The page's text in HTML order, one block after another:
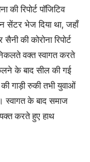
की रिपोर्ट पॉजिटिव
सेंटर भेज दिया था, जहाँ
की कोरोना रिपोर्ट
वक्त स्वागत करते
के बाद सील की गई
गाड़ी रुकी तभी युवाओं
के बाद समाज
करते हुए हाथ